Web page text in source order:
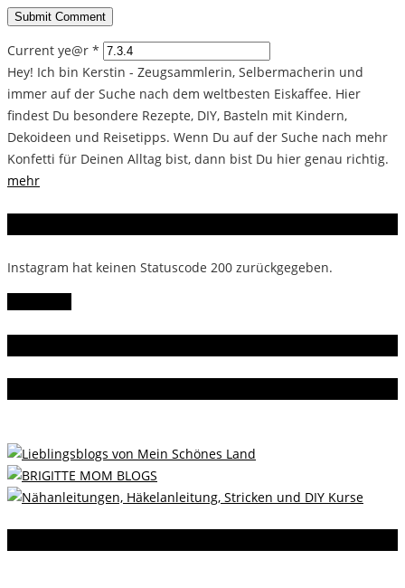
Current ye@r *
Hey! Ich bin Kerstin - Zeugsammlerin, Selbermacherin und
immer auf der Suche nach dem weltbesten Eiskaffee. Hier
findest Du besondere Rezepte, DIY, Basteln mit Kindern,
Dekoideen und Reisetipps. Wenn Du auf der Suche nach mehr
Konfetti für Deinen Alltag bist, dann bist Du hier genau richtig.
mehr
Instagram hat keinen Statuscode 200 zurückgegeben.